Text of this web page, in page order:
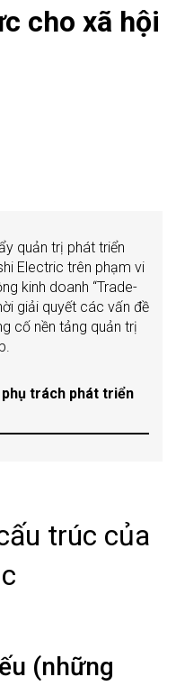
cho xã hội
quản trị phát triển
Electric trên phạm vi
kinh doanh “Trade-
giải quyết các vấn đề
cố nền tảng quản trị
trách phát triển
trúc của
(những